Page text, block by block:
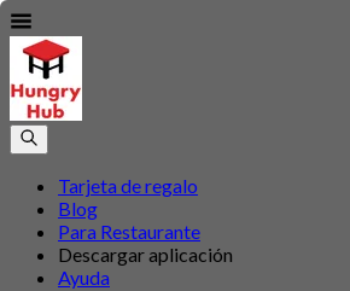
Tarjeta de regalo
Blog
Para Restaurante
Descargar aplicación
Ayuda